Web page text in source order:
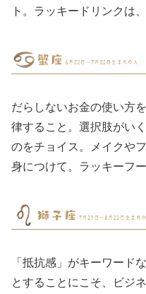
ト。ラッキードリンクは
だらしないお金の使い方
律すること。選択肢がい
のをチョイス。メイクや
身につけて。ラッキーフ
「抵抗感」がキーワード
とすることにこそ、ビジ